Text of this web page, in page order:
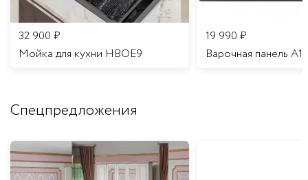
32 900 ₽
Мойка для кухни HBOE9
19 990 ₽
Варочная панель A16
Спецпредложения